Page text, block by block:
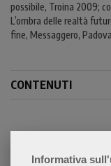
Informativa
possibile, Troina 2009;
L’ombra delle realtà
fine, Messaggero,
CONTENUTI